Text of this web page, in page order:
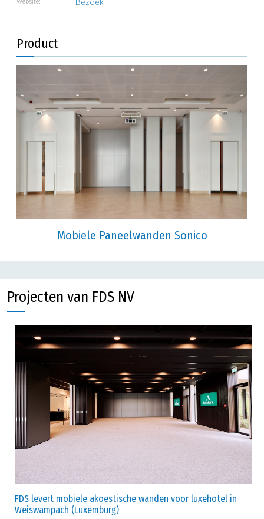
Product
Mobiele Paneelwanden Sonico
Projecten van FDS NV
FDS levert mobiele akoestische wanden voor luxehotel in
Weiswampach (Luxemburg)